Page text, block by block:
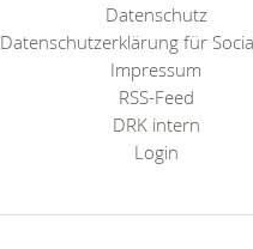
Datenschutz
Datenschutzerklärung für
Impressum
RSS-Feed
DRK intern
Login